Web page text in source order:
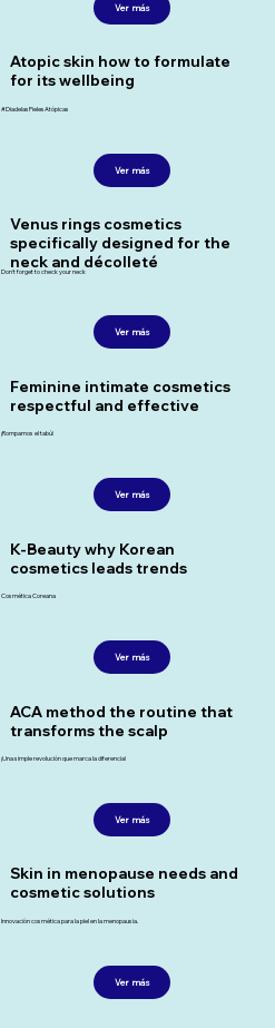
Ver más
Atopic skin how to formulate
for its wellbeing
#DiadelasPielesAtópicas
Ver más
Venus rings cosmetics
specifically designed for the
neck and décolleté
Don't forget to check your neck
Ver más
Feminine intimate cosmetics
respectful and effective
¡Rompamos el tabú!
Ver más
K-Beauty why Korean
cosmetics leads trends
Cosmética Coreana
Ver más
ACA method the routine that
transforms the scalp
¡Una simple revolución que marca la diferencia!
Ver más
Skin in menopause needs and
cosmetic solutions
Innovación cosmética para la piel en la menopausia.
Ver más